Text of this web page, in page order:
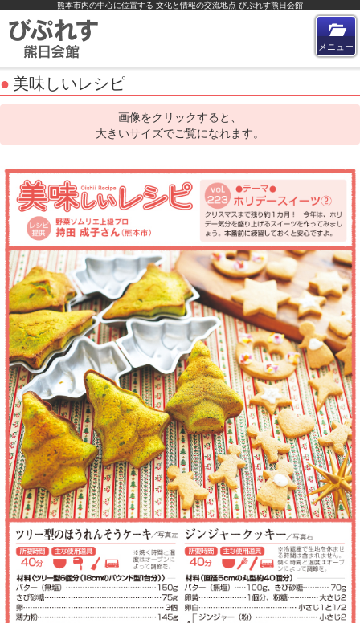
メニュー
熊本市内の中心に位置する 文化と情報の交流地点 びぷれす熊日会館
● 美味しいレシピ
画像をクリックすると、
大きいサイズでご覧になれます。
メニューを閉じる
イベント
施設／サービス
有料駐車場
びぷれす広場
予約の流れ
有料ちらしスタンド
予約の流れ
フロアマップ
交通アクセス
びぷれすについて
美味しいレシピ
プライバシーポリシー
サイトマップ